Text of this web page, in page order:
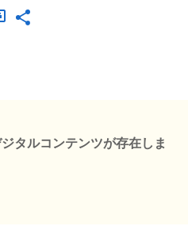
タルコンテンツが存在しま